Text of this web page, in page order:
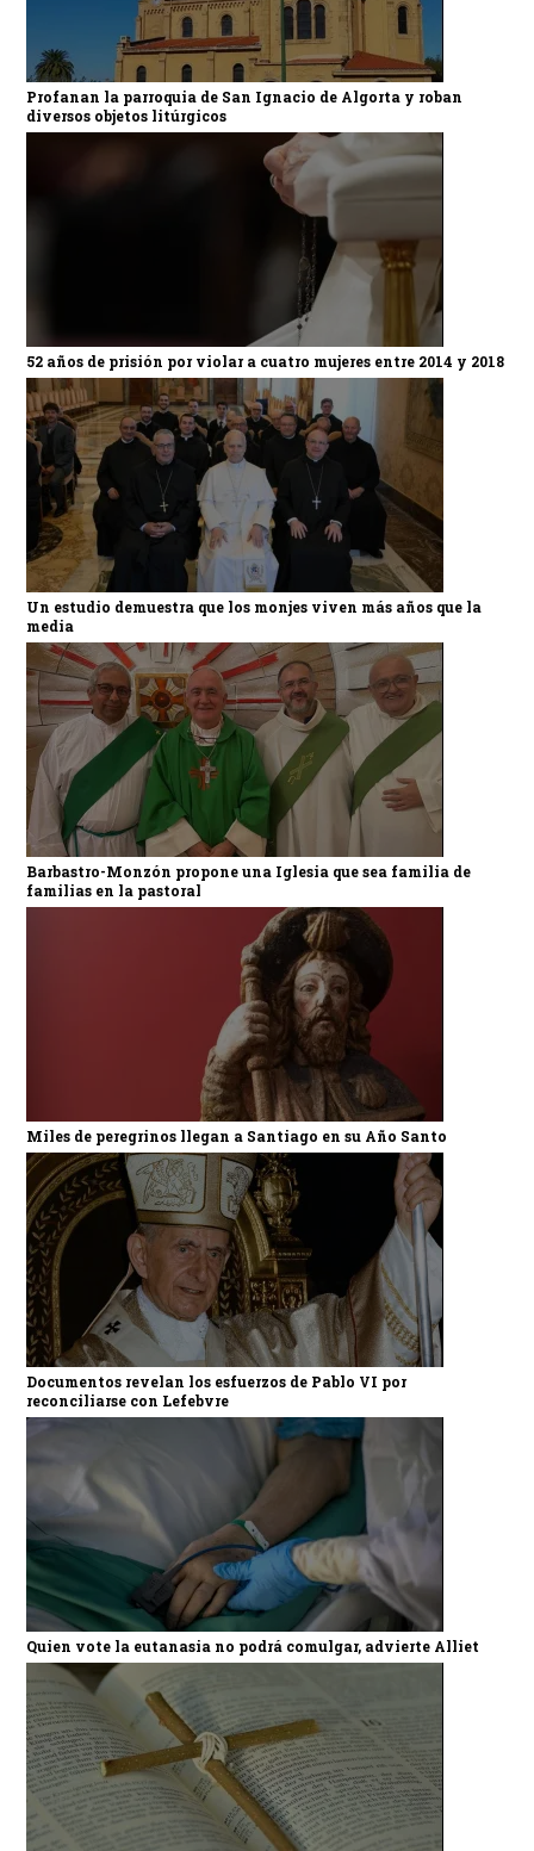
Profanan la parroquia de San Ignacio de Algorta y roban
diversos objetos litúrgicos
52 años de prisión por violar a cuatro mujeres entre 2014 y 2018
Un estudio demuestra que los monjes viven más años que la
media
Barbastro-Monzón propone una Iglesia que sea familia de
familias en la pastoral
Miles de peregrinos llegan a Santiago en su Año Santo
Documentos revelan los esfuerzos de Pablo VI por
reconciliarse con Lefebvre
Quien vote la eutanasia no podrá comulgar, advierte Alliet